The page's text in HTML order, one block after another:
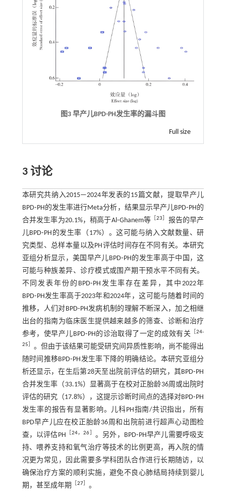
图3 早产儿BPD-PH发生率的漏斗图
Full size
3 讨论
本研究共纳入2015—2024年发表的15篇文献，提取早产儿
BPD⁃PH的发生率进行Meta分析，结果显示早产儿BPD⁃PH的
合并发生率为20.1%，稍高于Al⁃Ghanem等 ［23
报告的早产
儿BPD⁃PH的发生率（17%）。这可能与纳入文献数量、研
究类型、总样本量以及PH评估时间存在不同有关。本研究
亚组分析显示，美国早产儿BPD⁃PH的发生率高于中国，这
可能与种族差异、诊疗模式或围产期干预水平不同有关。
不同发表年份的BPD⁃PH发生率存在差异，其中2022年
BPD⁃PH发生率高于2023年和2024年，这可能与随着时间的
推移，人们对BPD⁃PH发病机制的理解不断深入，加之相继
出台的指南为临床医生提供越来越多的筛查、诊断和治疗
参考，使早产儿BPD⁃PH的诊治取得了一定的成效有关 ［24-
25
。但由于该结果可能受研究间异质性影响，尚不能得出
随时间推移BPD⁃PH发生率下降的明确结论。本研究亚组分
析还显示，在生后第28天至出院前评估的研究，其BPD⁃PH
合并发生率（33.1%）显著高于在校对正胎龄36周或出院时
评估的研究（17.8%），这提示诊断时间点的选择对BPD⁃PH
发生率的报告有显著影响。儿科PH指南/共识指出，所有
BPD早产儿应在校正胎龄36周和出院前进行超声心动图检
查，以评估PH
［24，26
。另外，BPD⁃PH早产儿需要呼吸支
持、喂养支持和氧气治疗等技术的比例更高，再入院的情
况更为常见，因此需要多学科团队合作进行长期随访，以
确保治疗方案的顺利实施，避免不良心肺结局持续到婴儿
期，甚至成年期
27］ 。